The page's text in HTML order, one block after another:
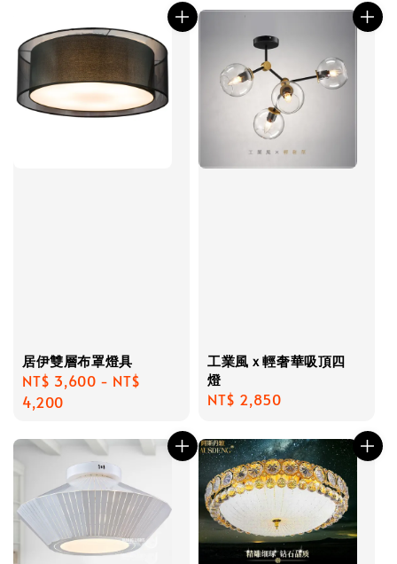
居伊雙層布罩燈具
Regular
price
NT$ 3,600 - NT$
4,200
工業風ｘ輕奢華吸頂四
燈
Regular
NT$ 2,850